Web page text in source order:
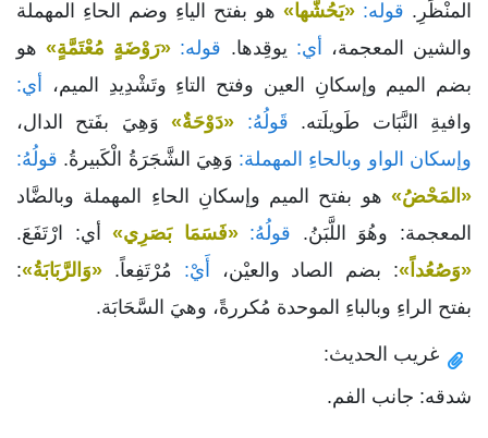
المنْظَرِ. قوله: «يَحُشّها» هو بفتح الياءِ وضم الحاءِ المهملة
والشين المعجمة، أي: يوقِدها. قوله: «رَوْضَةٍ مُعْتَمَّةٍ»هو
بضم الميم وإسكانِ العين وفتح التاءِ وتَشْدِيدِ الميم، أي:
وافيةِ النَّبَات طَويلَته. قَولُهُ: «دَوْحَةٌ»وَهِيَ بفَتح الدال،
وإسكان الواو وبالحاءِ المهملة: وَهِيَ الشَّجَرَةُ الْكَبيرةُ. قولُهُ:
«المَحْضُ» هو بفتح الميم وإسكانِ الحاءِ المهملة وبالضَّاد
المعجمة: وهُوَ اللَّبَنُ. قولُهُ: «فَسَمَا بَصَرِي»أي: ارْتَفَعَ.
«وَصُعُداً»: بضم الصاد والعيْن، أَيْ: مُرْتَفِعاً. «وَالرَّبَابَةُ»:
بفتح الراءِ وبالباءِ الموحدة مُكررةً، وهيَ السَّحَابَة.
غريب الحديث:
شدقه: جانب الفم.